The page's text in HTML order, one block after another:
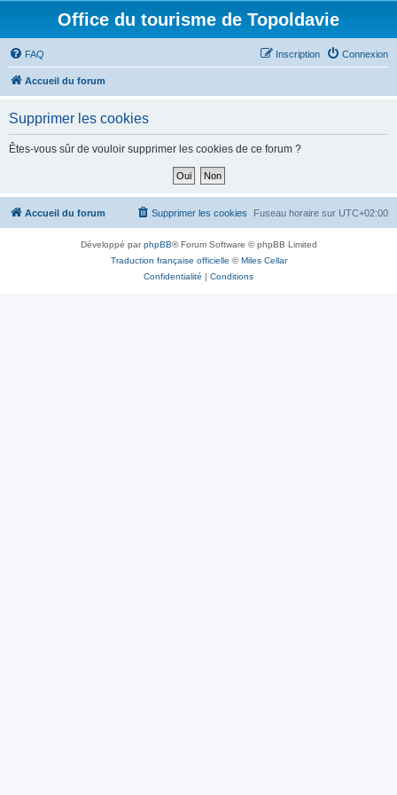
Office du tourisme de Topoldavie
FAQ Connexion
Inscription
Accueil du forum
Supprimer les cookies
Êtes-vous sûr de vouloir supprimer les cookies de ce forum ?
Accueil du forum Fuseau horaire sur UTC+02:00
Supprimer les cookies
Développé parphpBB® Forum Software © phpBB Limited
Traduction française officielle ©Miles Cellar
Confidentialité | Conditions